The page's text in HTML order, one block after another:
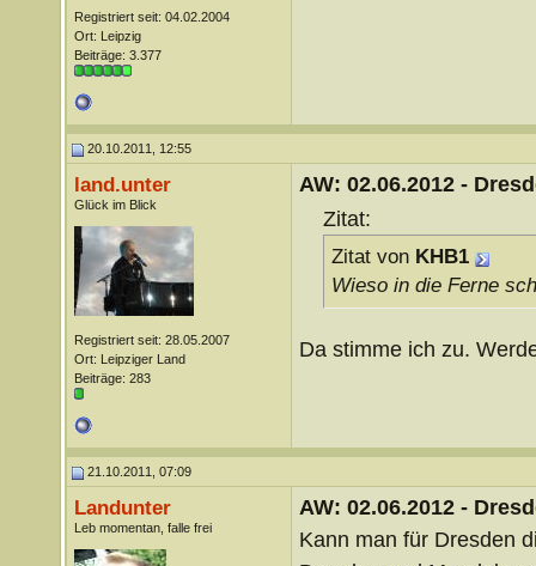
Registriert seit: 04.02.2004
Ort: Leipzig
Beiträge: 3.377
20.10.2011, 12:55
land.unter
Glück im Blick
Registriert seit: 28.05.2007
Ort: Leipziger Land
Beiträge: 283
AW: 02.06.2012 -
Zitat:
Zitat von KHB1
Wieso in die Ferne
Da stimme ich zu.
21.10.2011, 07:09
Landunter
Leb momentan, falle frei
AW: 02.06.2012 -
Kann man für Dresden